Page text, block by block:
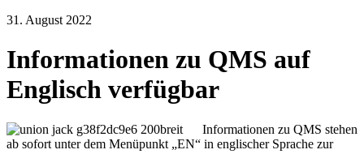
31. August 2022
Informationen zu QMS auf
Englisch verfügbar
Informationen zu QMS stehen
ab sofort unter dem Menüpunkt „EN“ in englischer Sprache zur